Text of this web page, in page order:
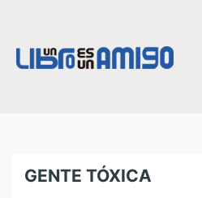
GENTE TÓXICA